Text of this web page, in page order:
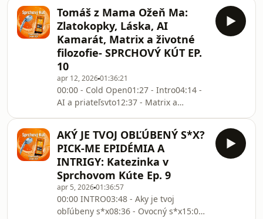
pohlavie46:26 - Clavicular54:16 - Ako
vychovávať deti57:35 - Viera01:07:02 -
Boh a Ego01:12:47 - Futbal01:13:49-
Búranie áut a funny príbehy
Tomáš z Mama Ožeň Ma:
Zlatokopky, Láska, AI
Kamarát, Matrix a životné
filozofie- SPRCHOVÝ KÚT EP.
10
apr 12, 202601:36:21
00:00 - Cold Open01:27 - Intro04:14 -
AI a priateľsvto12:37 - Matrix a
úspech24:20 - Čo je láska?26:09 -
Vypočítavosť alebo láska? 34:19 - Ako
dopadlo mama ožeň ma? 38:55 -
Úspešné ženy to majú ťažké46:51 -
Hivemind48:48 - Tomašove TOP skills
+ AUTÁ01:00:15 - Ostatní účastníci
mama ožeň ma01:09:09 - Karol a
močenie a Taxikar01:14:17 - Nemecké
AKÝ JE TVOJ OBĽÚBENÝ S*X?
PICK-ME EPIDÉMIA A
INTRIGY: Katezinka v
Sprchovom Kúte Ep. 9
apr 5, 202601:36:57
00:00 INTRO03:48 - Aky je tvoj
obľúbeny s*x08:36 - Ovocný s*x15:02 -